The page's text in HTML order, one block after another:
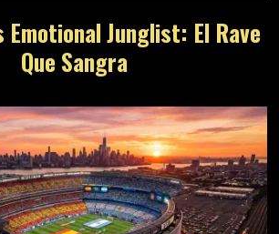
Emotional Junglist: El Rave
Que Sangra